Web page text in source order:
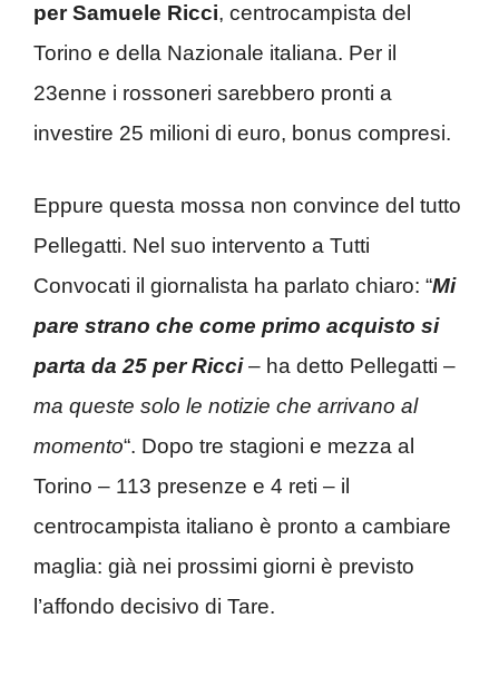
per Samuele Ricci, centrocampista del
Torino e della Nazionale italiana. Per il
23enne i rossoneri sarebbero pronti a
investire 25 milioni di euro, bonus compresi.
Eppure questa mossa non convince del tutto
Pellegatti. Nel suo intervento a Tutti
Convocati il giornalista ha parlato chiaro: “Mi
pare strano che come primo acquisto si
parta da 25 per Ricci– ha detto Pellegatti –
ma queste solo le notizie che arrivano al
momento“. Dopo tre stagioni e mezza al
Torino – 113 presenze e 4 reti – il
centrocampista italiano è pronto a cambiare
maglia: già nei prossimi giorni è previsto
l’affondo decisivo di Tare.